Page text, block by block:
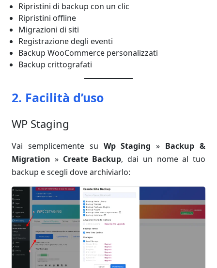
Ripristini di backup con un clic
Ripristini offline
Migrazioni di siti
Registrazione degli eventi
Backup WooCommerce personalizzati
Backup crittografati
2. Facilità d’uso
WP Staging
Vai semplicemente su Wp Staging » Backup &
Migration » Create Backup, dai un nome al tuo
backup e scegli dove archiviarlo: